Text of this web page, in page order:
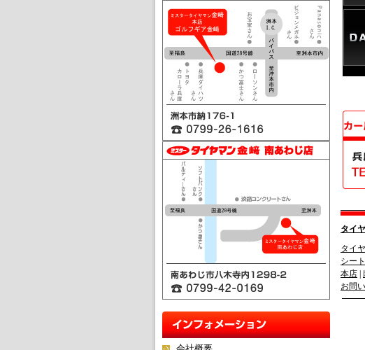
ミスタータイヤマン金﨑 本店
ミスタータイヤマン金﨑 南あわじ店
タイ
タイヤ
シー
本店
お問